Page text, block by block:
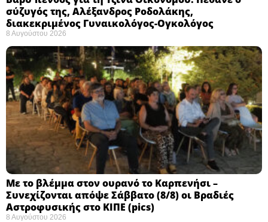
σύζυγός της, Αλέξανδρος Ροδολάκης,
διακεκριμένος Γυναικολόγος-Ογκολόγος
8 Αυγούστου 2026
Με το βλέμμα στον ουρανό το Καρπενήσι –
Συνεχίζονται απόψε Σάββατο (8/8) οι Βραδιές
Αστροφυσικής στο ΚΙΠΕ (pics)
8 Αυγούστου 2026